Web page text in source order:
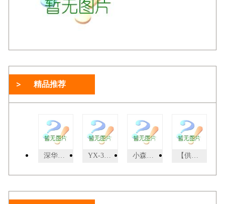
精品推荐
深华压痕线(crocs)0.5*1.5 【供应】绅乐自动无线胶装机 精灵50D/精华A4